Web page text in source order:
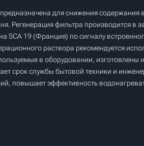
для снижения содержания
Регенерация фильтра производится
SCA 19 (Франция) по сигналу
раствора рекомендуется
в оборудовании, изготовлены
срок службы бытовой техники и
повышает эффективность